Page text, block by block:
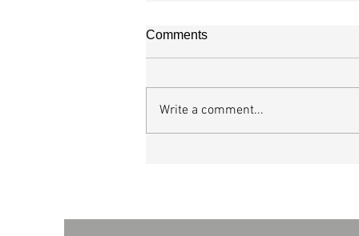
오직 예수
Comments
Write a comment...